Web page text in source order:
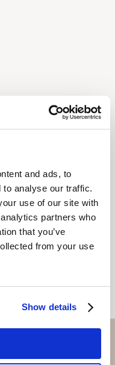
and ads, to
to analyse our traffic.
use of our site with
partners who
that you’ve
from your use
Show details